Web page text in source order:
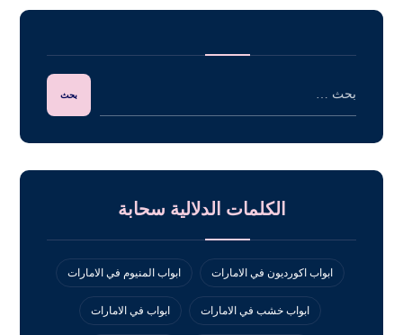
الكلمات الدلالية سحابة
ابواب اكورديون في الامارات ابواب المنيوم في الامارات
ابواب خشب في الامارات ابواب في الامارات